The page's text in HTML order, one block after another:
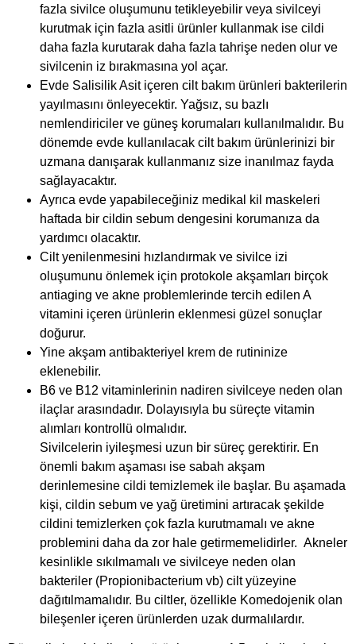
fazla sivilce oluşumunu tetikleyebilir veya sivilceyi
kurutmak için fazla asitli ürünler kullanmak ise cildi
daha fazla kurutarak daha fazla tahrişe neden olur ve
sivilcenin iz bırakmasına yol açar.
Evde Salisilik Asit içeren cilt bakım ürünleri bakterilerin
yayılmasını önleyecektir. Yağsız, su bazlı
nemlendiriciler ve güneş korumaları kullanılmalıdır. Bu
dönemde evde kullanılacak cilt bakım ürünlerinizi bir
uzmana danışarak kullanmanız size inanılmaz fayda
sağlayacaktır.
Ayrıca evde yapabileceğiniz medikal kil maskeleri
haftada bir cildin sebum dengesini korumanıza da
yardımcı olacaktır.
Cilt yenilenmesini hızlandırmak ve sivilce izi
oluşumunu önlemek için protokole akşamları birçok
antiaging ve akne problemlerinde tercih edilen A
vitamini içeren ürünlerin eklenmesi güzel sonuçlar
doğurur.
Yine akşam antibakteriyel krem de rutininize​​
eklenebilir.
B6 ve B12 vitaminlerinin nadiren sivilceye neden olan
ilaçlar arasındadır. Dolayısıyla bu süreçte vitamin
alımları kontrollü olmalıdır.
Sivilcelerin iyileşmesi uzun bir süreç gerektirir. En
önemli bakım aşaması ise sabah akşam
derinlemesine cildi temizlemek ile başlar. Bu aşamada
kişi, cildin sebum ve yağ üretimini artıracak şekilde
cildini temizlerken çok fazla kurutmamalı ve akne
problemini daha da zor hale getirmemelidirler. Akneler
kesinlikle sıkılmamalı ve sivilceye neden olan
bakteriler (Propionibacterium vb) cilt yüzeyine
dağıtılmamalıdır. Bu ciltler, özellikle Komedojenik olan
bileşenler içeren ürünlerden uzak durmalılardır.